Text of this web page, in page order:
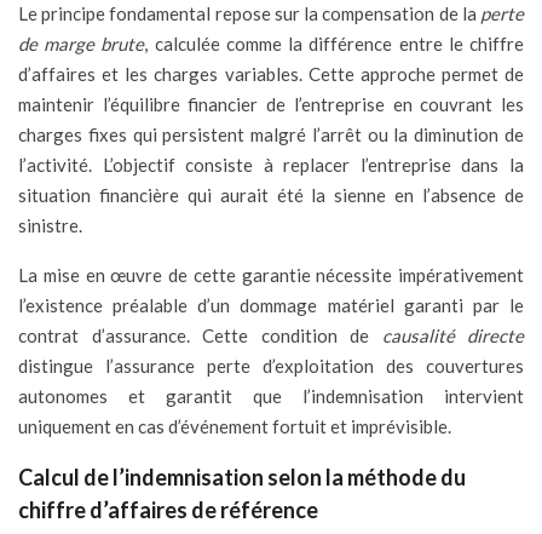
Le principe fondamental repose sur la compensation de la perte
de marge brute, calculée comme la différence entre le chiffre
d’affaires et les charges variables. Cette approche permet de
maintenir l’équilibre financier de l’entreprise en couvrant les
charges fixes qui persistent malgré l’arrêt ou la diminution de
l’activité. L’objectif consiste à replacer l’entreprise dans la
situation financière qui aurait été la sienne en l’absence de
sinistre.
La mise en œuvre de cette garantie nécessite impérativement
l’existence préalable d’un dommage matériel garanti par le
contrat d’assurance. Cette condition de causalité directe
distingue l’assurance perte d’exploitation des couvertures
autonomes et garantit que l’indemnisation intervient
uniquement en cas d’événement fortuit et imprévisible.
Calcul de l’indemnisation selon la méthode du
chiffre d’affaires de référence